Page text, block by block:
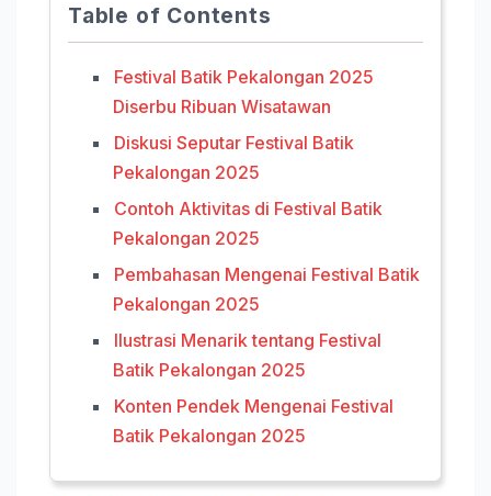
Table of Contents
Festival Batik Pekalongan 2025
Diserbu Ribuan Wisatawan
Diskusi Seputar Festival Batik
Pekalongan 2025
Contoh Aktivitas di Festival Batik
Pekalongan 2025
Pembahasan Mengenai Festival Batik
Pekalongan 2025
Ilustrasi Menarik tentang Festival
Batik Pekalongan 2025
Konten Pendek Mengenai Festival
Batik Pekalongan 2025